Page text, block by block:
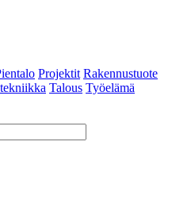
Projektit Rakennustuote
Talous Työelämä